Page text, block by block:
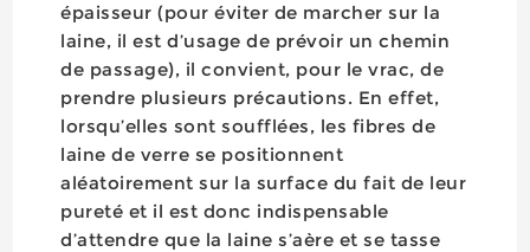
épaisseur (pour éviter de marcher sur la
laine, il est d’usage de prévoir un chemin
de passage), il convient, pour le vrac, de
prendre plusieurs précautions. En effet,
lorsqu’elles sont soufflées, les fibres de
laine de verre se positionnent
aléatoirement sur la surface du fait de leur
pureté et il est donc indispensable
d’attendre que la laine s’aère et se tasse